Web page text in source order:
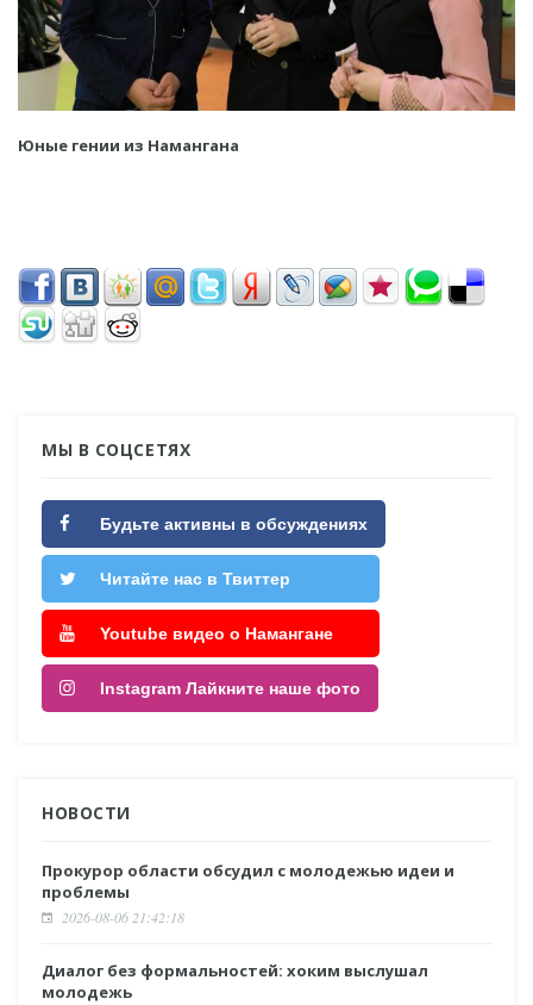
Юные гении из Намангана
МЫ В СОЦСЕТЯХ
Будьте активны в обсуждениях
Читайте нас в Твиттер
Youtube видео о Намангане
Instagram Лайкните наше фото
НОВОСТИ
Прокурор области обсудил с молодежью идеи и
проблемы
2026-08-06 21:42:18
Диалог без формальностей: хоким выслушал
молодежь